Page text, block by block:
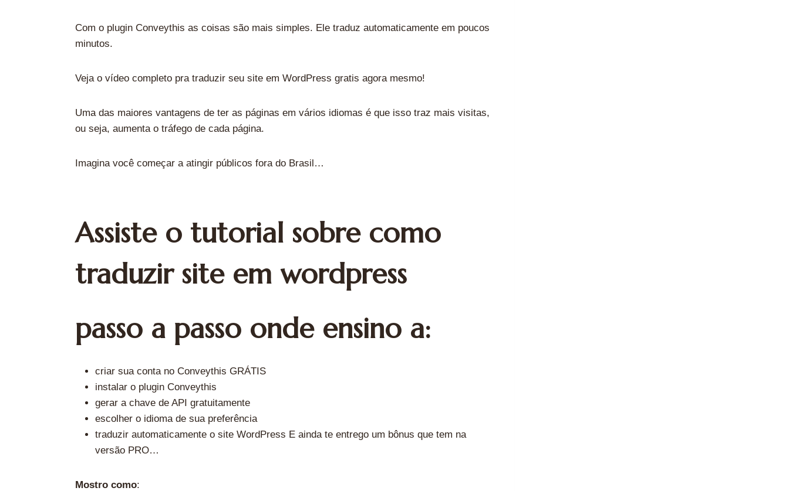
Com o plugin Conveythis as coisas são mais simples. Ele traduz automaticamente em poucos
minutos.
Veja o vídeo completo pra traduzir seu site em WordPress gratis agora mesmo!
Uma das maiores vantagens de ter as páginas em vários idiomas é que isso traz mais visitas,
ou seja, aumenta o tráfego de cada página.
Imagina você começar a atingir públicos fora do Brasil…
Assiste o tutorial sobre como
traduzir site em wordpress
passo a passo onde ensino a:
criar sua conta no Conveythis GRÁTIS
instalar o plugin Conveythis
gerar a chave de API gratuitamente
escolher o idioma de sua preferência
traduzir automaticamente o site WordPress E ainda te entrego um bônus que tem na
versão PRO…
Mostro como: